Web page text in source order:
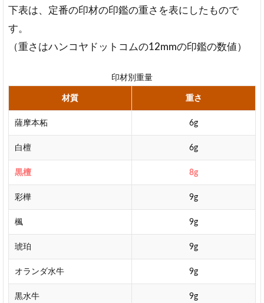
下表は、定番の印材の印鑑の重さを表にしたもので
す。
（重さはハンコヤドットコムの12mmの印鑑の数値）
印材別重量
材質 重さ
薩摩本柘 6g
白檀 6g
黒檀 8g
彩樺 9g
楓 9g
琥珀 9g
オランダ水牛 9g
黒水牛 9g